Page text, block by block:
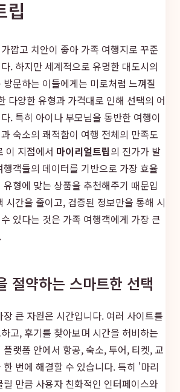
립
깝고 치안이 좋아 가족 여행지로 꾸준
. 하지만 세계적으로 유명한 대도시의
문하는 이들에게는 미로처럼 느껴질
다양한 유형과 가격대로 인해 선택의 어
. 특히 아이나 부모님을 동반한 여행이
숙소의 쾌적함이 여행 전체의 만족도
이 지점에서 마이리얼트립의 진가가 발
객들의 데이터를 기반으로 가장 효율
형에 맞는 상품을 추천해주기 때문입
시간을 줄이고, 검증된 정보만을 통해 시
있다는 것은 가족 여행객에게 가장 큰
절약하는 스마트한 선택
큰 자원은 시간입니다. 여러 사이트를
고, 후기를 찾아보며 시간을 허비하는
플랫폼 안에서 항공, 숙소, 투어, 티켓, 교
번에 해결할 수 있습니다. 특히 '마리
만큼 사용자 친화적인 인터페이스와